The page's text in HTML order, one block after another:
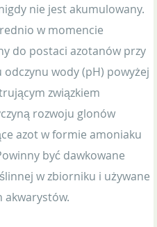
nie jest akumulowany.
w momencie
do postaci azotanów przy
wody (pH) powyżej
związkiem
rozwoju glonów
azot w formie amoniaku
być dawkowane
w zbiorniku i używane
akwarystów.